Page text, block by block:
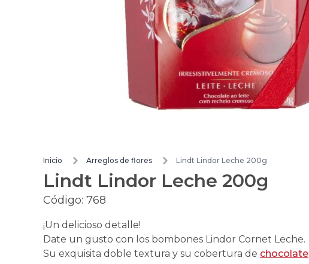
Inicio Arreglos de flores Lindt Lindor Leche 200g
Lindt Lindor Leche 200g
Código: 768
¡Un delicioso detalle!
Date un gusto con los bombones Lindor Cornet Leche.
Su exquisita doble textura y su cobertura de chocolate